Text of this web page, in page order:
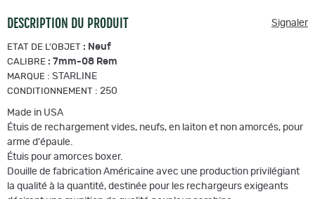
DESCRIPTION DU PRODUIT Signaler
ETAT DE L'OBJET : Neuf
CALIBRE : 7mm-08 Rem
MARQUE : STARLINE
CONDITIONNEMENT : 250
Made in USA
Étuis de rechargement vides, neufs, en laiton et non amorcés, pour
arme d'épaule.
Étuis pour amorces boxer.
Douille de fabrication Américaine avec une production privilégiant
la qualité à la quantité, destinée pour les rechargeurs exigeants